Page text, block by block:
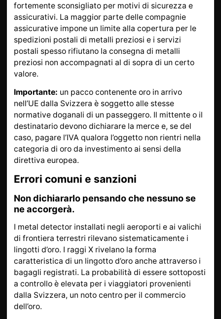
fortemente sconsigliato per motivi di sicurezza e
assicurativi. La maggior parte delle compagnie
assicurative impone un limite alla copertura per le
spedizioni postali di metalli preziosi e i servizi
postali spesso rifiutano la consegna di metalli
preziosi non accompagnati al di sopra di un certo
valore.
Importante: un pacco contenente oro in arrivo
nell’UE dalla Svizzera è soggetto alle stesse
normative doganali di un passeggero. Il mittente o il
destinatario devono dichiarare la merce e, se del
caso, pagare l’IVA qualora l’oggetto non rientri nella
categoria di oro da investimento ai sensi della
direttiva europea.
Errori comuni e sanzioni
Non dichiararlo pensando che nessuno se
ne accorgerà.
I metal detector installati negli aeroporti e ai valichi
di frontiera terrestri rilevano sistematicamente i
lingotti d’oro. I raggi X rivelano la forma
caratteristica di un lingotto d’oro anche attraverso i
bagagli registrati. La probabilità di essere sottoposti
a controllo è elevata per i viaggiatori provenienti
dalla Svizzera, un noto centro per il commercio
dell’oro.